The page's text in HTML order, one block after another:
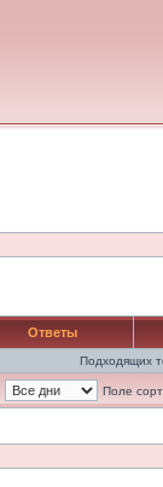
Ответы
Подходящих
Поле